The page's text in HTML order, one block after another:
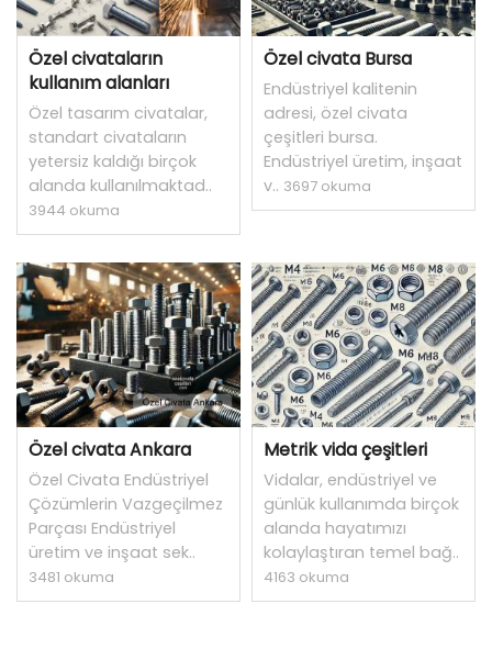
Özel civataların
kullanım alanları
Özel tasarım civatalar,
standart civataların
yetersiz kaldığı birçok
alanda kullanılmaktad..
3944 okuma
Özel civata Bursa
Endüstriyel kalitenin
adresi, özel civata
çeşitleri bursa.
Endüstriyel üretim, inşaat
v.. 3697 okuma
Özel civata Ankara
Özel Civata Endüstriyel
Çözümlerin Vazgeçilmez
Parçası Endüstriyel
üretim ve inşaat sek..
3481 okuma
Metrik vida çeşitleri
Vidalar, endüstriyel ve
günlük kullanımda birçok
alanda hayatımızı
kolaylaştıran temel bağ..
4163 okuma